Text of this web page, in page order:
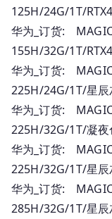
125H/24G/1T/
华为_订货:
155H/32G/1T/
华为_订货:
225H/24G/1T/
华为_订货:
225H/32G/1T/
华为_订货:
225H/32G/1T/
华为_订货:
285H/32G/1T/